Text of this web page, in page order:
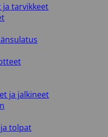
ja tarvikkeet
ja jalkineet
tolpat